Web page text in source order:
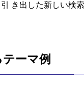
き出した新しい検
ーマ例